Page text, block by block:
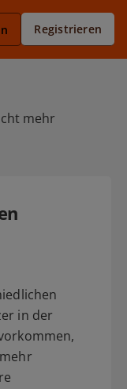
Registrieren
mehr
in der